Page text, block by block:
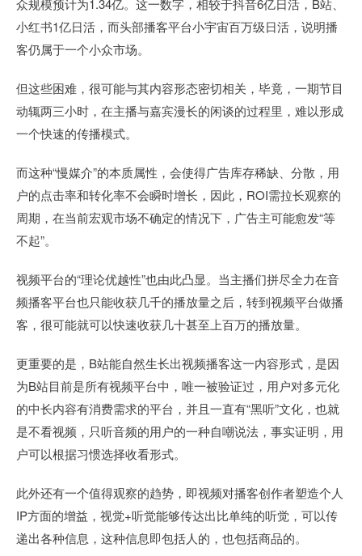
众规模预计为1.34亿。这一数字，相较于抖音6亿日活，B站、
小红书1亿日活，而头部播客平台小宇宙百万级日活，说明播
客仍属于一个小众市场。
但这些困难，很可能与其内容形态密切相关，毕竟，一期节目
动辄两三小时，在主播与嘉宾漫长的闲谈的过程里，难以形成
一个快速的传播模式。
而这种“慢媒介”的本质属性，会使得广告库存稀缺、分散，用
户的点击率和转化率不会瞬时增长，因此，ROI需拉长观察的
周期，在当前宏观市场不确定的情况下，广告主可能愈发“等
不起”。
视频平台的“理论优越性”也由此凸显。当主播们拼尽全力在音
频播客平台也只能收获几千的播放量之后，转到视频平台做播
客，很可能就可以快速收获几十甚至上百万的播放量。
更重要的是，B站能自然生长出视频播客这一内容形式，是因
为B站目前是所有视频平台中，唯一被验证过，用户对多元化
的中长内容有消费需求的平台，并且一直有“黑听”文化，也就
是不看视频，只听音频的用户的一种自嘲说法，事实证明，用
户可以根据习惯选择收看形式。
此外还有一个值得观察的趋势，即视频对播客创作者塑造个人
IP方面的增益，视觉+听觉能够传达出比单纯的听觉，可以传
递出各种信息，这种信息即包括人的，也包括商品的。